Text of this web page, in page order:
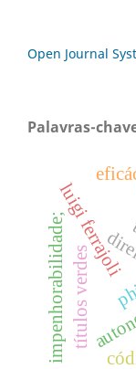
Open Journal
Palavras-
luigi ferrajoli
títulos verdes
impenhorabilidade;